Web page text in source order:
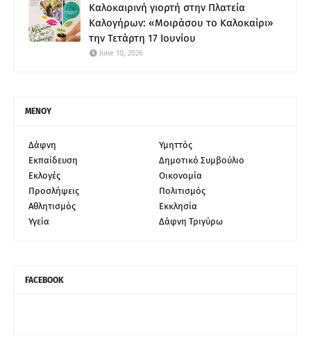
Καλοκαιρινή γιορτή στην Πλατεία
Καλογήρων: «Μοιράσου το Καλοκαίρι»
την Τετάρτη 17 Ιουνίου
June 10, 2026
ΜΕΝΟΥ
Δάφνη
Υμηττός
Εκπαίδευση
Δημοτικό Συμβούλιο
Εκλογές
Οικονομία
Προσλήψεις
Πολιτισμός
Αθλητισμός
Εκκλησία
Υγεία
Δάφνη Τριγύρω
FACEBOOK